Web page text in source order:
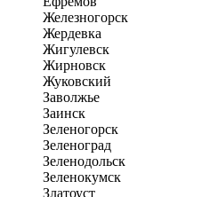
Железногорск
Жердевка
Жигулевск
Жирновск
Жуковский
Заволжье
Заинск
Зеленогорск
Зеленоград
Зеленодольск
Зеленокумск
Златоуст